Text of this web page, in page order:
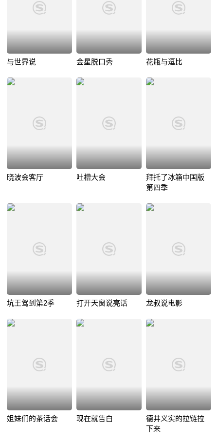
与世界说 金星脱口秀 花瓶与逗比
晓波会客厅 吐槽大会
拜托了冰箱中国版
第四季
坑王驾到第2季 打开天窗说亮话 龙叔说电影
姐妹们的茶话会 现在就告白
德井义实的拉链拉
下来